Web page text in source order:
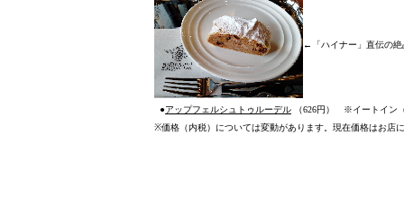
←「ハイナー」直伝の
●アップフェルシュトゥルーデル （626円） ※イートイン
※価格（内税）については変動があります。現在価格はお店